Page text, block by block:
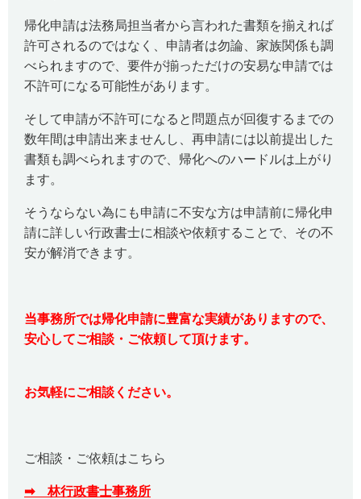
帰化申請は法務局担当者から言われた書類を揃えれば
許可されるのではなく、申請者は勿論、家族関係も調
べられますので、要件が揃っただけの安易な申請では
不許可になる可能性があります。
そして申請が不許可になると問題点が回復するまでの
数年間は申請出来ませんし、再申請には以前提出した
書類も調べられますので、帰化へのハードルは上がり
ます。
そうならない為にも申請に不安な方は申請前に帰化申
請に詳しい行政書士に相談や依頼することで、その不
安が解消できます。
当事務所では帰化申請に豊富な実績がありますので、
安心してご相談・ご依頼して頂けます。
お気軽にご相談ください。
ご相談・ご依頼はこちら
➡ 林行政書士事務所